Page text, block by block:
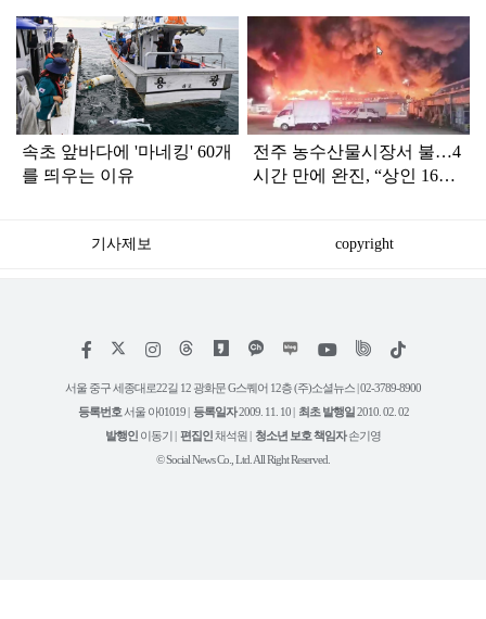
탑
라
인
속초 앞바다에 '마네킹' 60개
를 띄우는 이유
전주 농수산물시장서 불…4
시간 만에 완진, “상인 16명
기사제보 copyright
페
스
북
인
타
그
램
위
트
리
유
튜
틱
서울 중구 세종대로22길 12 광화문 G스퀘어 12층 (주)소셜뉴스 | 02-3789-8900
등록번호 서울 아01019 | 등록일자2009. 11. 10 | 최초 발행일2010. 02. 02
발행인 이동기 | 편집인채석원 | 청소년 보호 책임자손기영
© Social News Co., Ltd. All Right Reserved.